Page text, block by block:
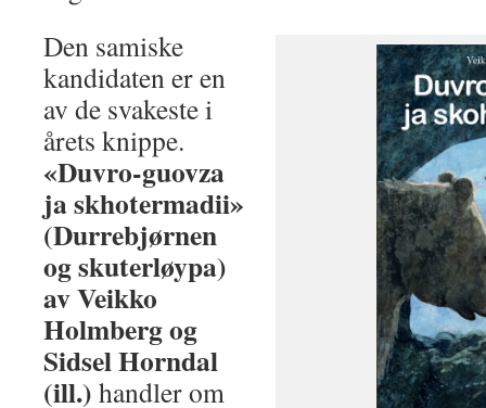
Den samiske
kandidaten er en
av de svakeste i
årets knippe.
«Duvro-guovza
ja skhotermadii»
(Durrebjørnen
og skuterløypa)
av Veikko
Holmberg og
Sidsel Horndal
(ill.) handler om